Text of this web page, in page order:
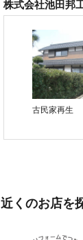
株式会社池田邦
古民家再生
近くのお店を